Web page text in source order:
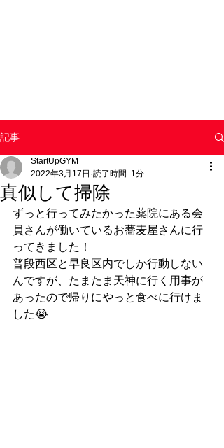
記事
真似して掃除
StartUpGYM
2022年3月17日 読了時間: 1分
ずっと行ってみたかった薬院にある会
員さんが働いているお蕎麦屋さんに行
ってきました！
普段西区と早良区内でしか行動しない
んですが、たまたま天神に行く用事が
あったので帰りにやっと食べに行けま
した😭